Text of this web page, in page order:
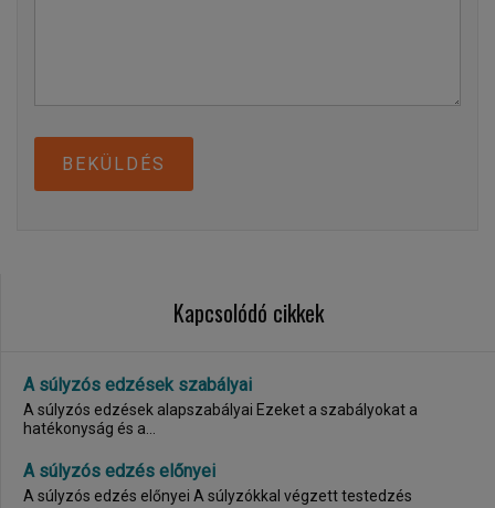
BEKÜLDÉS
Kapcsolódó cikkek
A súlyzós edzések szabályai
A súlyzós edzések alapszabályai Ezeket a szabályokat a
hatékonyság és a...
A súlyzós edzés előnyei
A súlyzós edzés előnyei A súlyzókkal végzett testedzés